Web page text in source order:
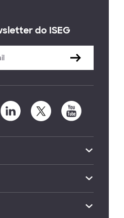
do ISEG